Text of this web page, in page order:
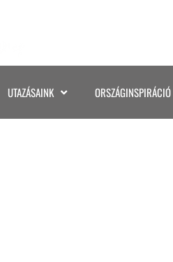
UTAZÁSAINK ORSZÁGINSPIRÁCIÓ